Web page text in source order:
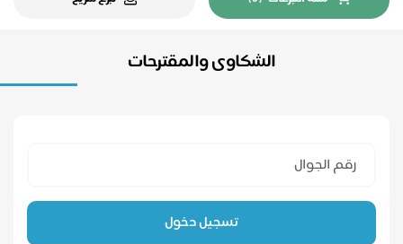
الشكاوى والمقترحات
تسجيل دخول